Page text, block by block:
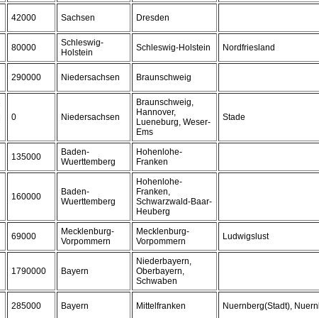
42000 Sachsen Dresden
80000
Schleswig-
Holstein
Schleswig-Holstein Nordfriesland
290000 Niedersachsen Braunschweig
0 Niedersachsen
Braunschweig,
Hannover,
Lueneburg, Weser-
Ems
Stade
135000
Baden-
Wuerttemberg
Hohenlohe-
Franken
160000
Baden-
Wuerttemberg
Hohenlohe-
Franken,
Schwarzwald-Baar-
Heuberg
69000
Mecklenburg-
Vorpommern
Mecklenburg-
Vorpommern
Ludwigslust
1790000 Bayern
Niederbayern,
Oberbayern,
Schwaben
285000 Bayern Mittelfranken Nuernberg(Stadt),